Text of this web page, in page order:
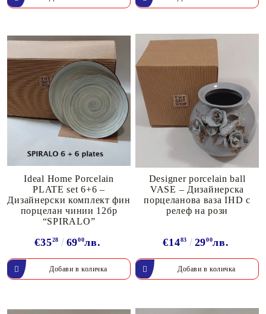
Ideal Home Porcelain
PLATE set 6+6 –
Дизайнерски комплект фин
порцелан чинии 12бр
“SPIRALO”
€3528 6900лв.
Designer porcelain ball
VASE – Дизайнерска
порцеланова ваза IHD с
релеф на рози
€1483 2900лв.